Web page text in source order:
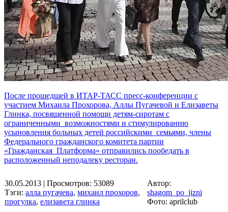
После прошедшей в ИТАР-ТАСС пресс-конференции с
участием Михаила Прохорова, Аллы Пугачевой и Елизаветы
Глинка, посвященной помощи детям-сиротам с
ограниченными возможностями и стимулированию
усыновления больных детей российскими семьями, члены
Федерального гражданского комитета партии
«Гражданская Платформа» отправились пообедать в
расположенный неподалеку ресторан.
30.05.2013 | Просмотров: 53089
Тэги: алла пугачева, михаил прохоров,
прогулка, елизавета глинка
Автор:
shagom_po_jizni
Фото: aprilclub